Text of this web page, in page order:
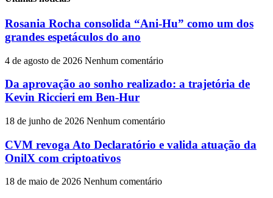
Rosania Rocha consolida “Ani-Hu” como um dos
grandes espetáculos do ano
4 de agosto de 2026 Nenhum comentário
Da aprovação ao sonho realizado: a trajetória de
Kevin Riccieri em Ben-Hur
18 de junho de 2026 Nenhum comentário
CVM revoga Ato Declaratório e valida atuação da
OnilX com criptoativos
18 de maio de 2026 Nenhum comentário